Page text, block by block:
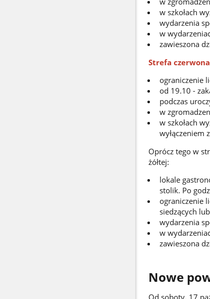
w szkołach
wydarzenia
w
zawieszona
Strefa
ograniczenie
od 19.10 -
podczas
w
w szkołach
wyłączeniem
Oprócz tego w
żółtej:
lokale
stolik. Po
ograniczenie
siedzących
wydarzenia
w
zawieszona
Nowe
Od soboty, 17